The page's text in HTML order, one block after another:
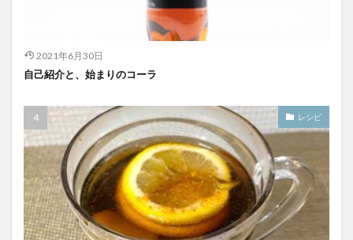
2021年6月30日
自己紹介と、始まりのコーラ
レシピ